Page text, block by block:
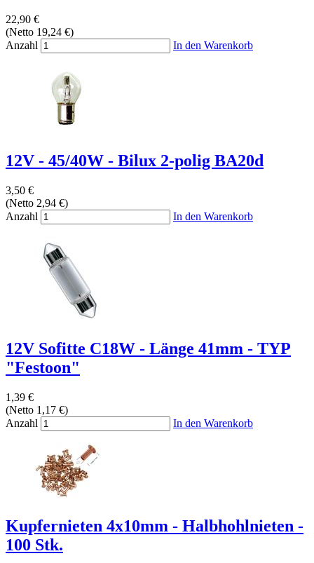
22,90 €
(Netto 19,24 €)
Anzahl
In den Warenkorb
12V - 45/40W - Bilux 2-polig BA20d
3,50 €
(Netto 2,94 €)
Anzahl
In den Warenkorb
12V Sofitte C18W - Länge 41mm - TYP
"Festoon"
1,39 €
(Netto 1,17 €)
Anzahl
In den Warenkorb
Kupfernieten 4x10mm - Halbhohlnieten -
100 Stk.